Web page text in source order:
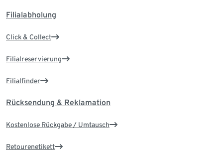
Filialabholung
Click & Collect
Filialreservierung
Filialfinder
Rücksendung & Reklamation
Kostenlose Rückgabe / Umtausch
Retourenetikett